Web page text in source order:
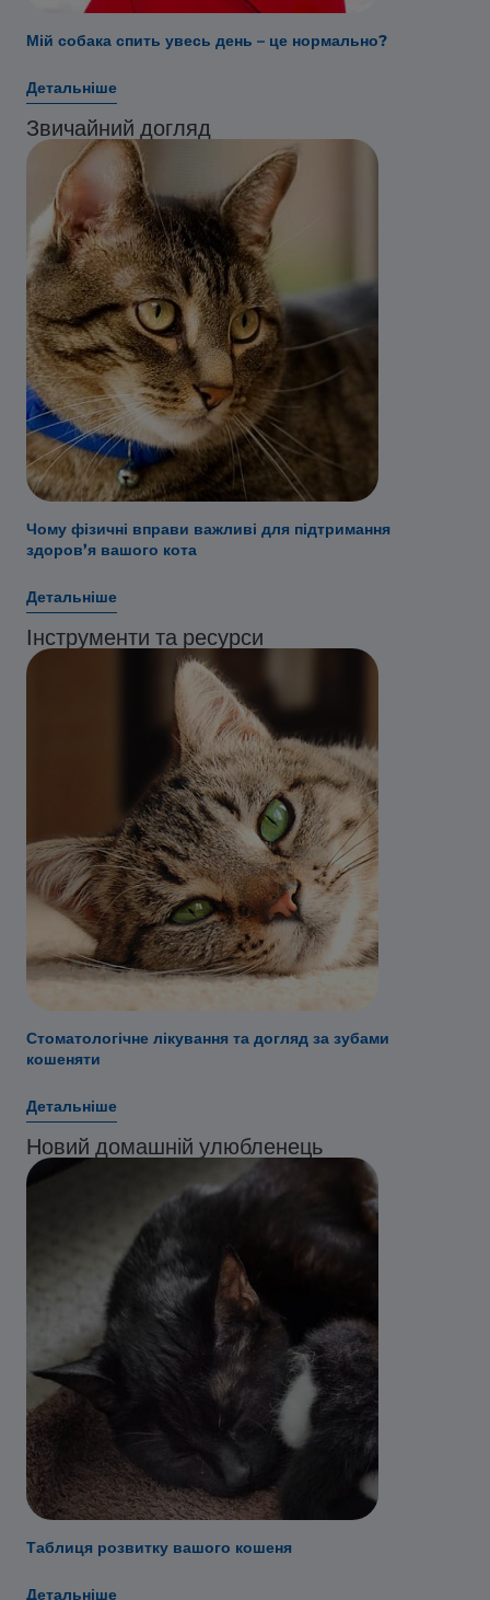
Мій собака спить увесь день – це нормально?
Детальніше
Звичайний догляд
Чому фізичні вправи важливі для підтримання
здоров’я вашого кота
Детальніше
Інструменти та ресурси
Стоматологічне лікування та догляд за зубами
кошеняти
Детальніше
Новий домашній улюбленець
Таблиця розвитку вашого кошеня
Детальніше